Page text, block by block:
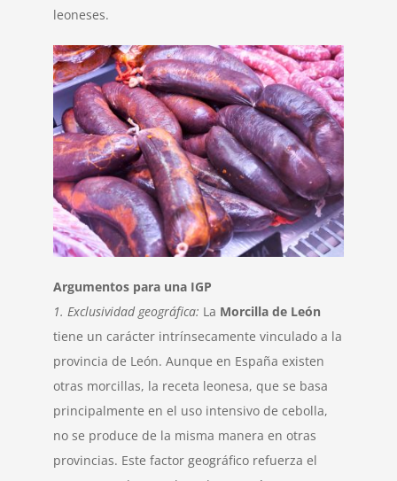
leoneses.
Argumentos para una IGP
1. Exclusividad geográfica: La Morcilla de León
tiene un carácter intrínsecamente vinculado a la
provincia de León. Aunque en España existen
otras morcillas, la receta leonesa, que se basa
principalmente en el uso intensivo de cebolla,
no se produce de la misma manera en otras
provincias. Este factor geográfico refuerza el